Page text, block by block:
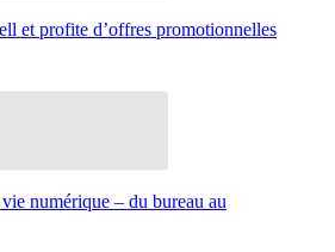
et profite d’offres promotionnelles
numérique – du bureau au